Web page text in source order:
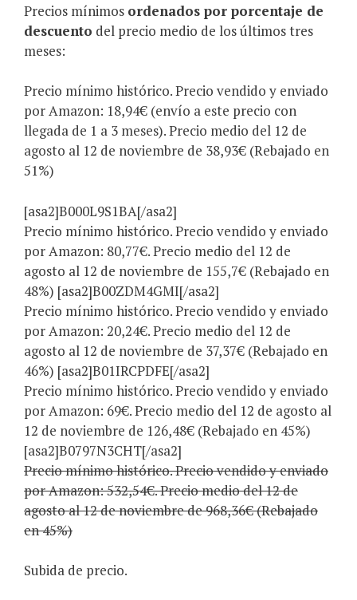
Precios mínimos ordenados por porcentaje de
descuento del precio medio de los últimos tres
meses:
Precio mínimo histórico. Precio vendido y enviado
por Amazon: 18,94€ (envío a este precio con
llegada de 1 a 3 meses). Precio medio del 12 de
agosto al 12 de noviembre de 38,93€ (Rebajado en
51%)
[asa2]B000L9S1BA[/asa2]
Precio mínimo histórico. Precio vendido y enviado
por Amazon: 80,77€. Precio medio del 12 de
agosto al 12 de noviembre de 155,7€ (Rebajado en
48%) [asa2]B00ZDM4GMI[/asa2]
Precio mínimo histórico. Precio vendido y enviado
por Amazon: 20,24€. Precio medio del 12 de
agosto al 12 de noviembre de 37,37€ (Rebajado en
46%) [asa2]B01IRCPDFE[/asa2]
Precio mínimo histórico. Precio vendido y enviado
por Amazon: 69€. Precio medio del 12 de agosto al
12 de noviembre de 126,48€ (Rebajado en 45%)
[asa2]B0797N3CHT[/asa2]
Precio mínimo histórico. Precio vendido y enviado
por Amazon: 532,54€. Precio medio del 12 de
agosto al 12 de noviembre de 968,36€ (Rebajado
en 45%)
Subida de precio.